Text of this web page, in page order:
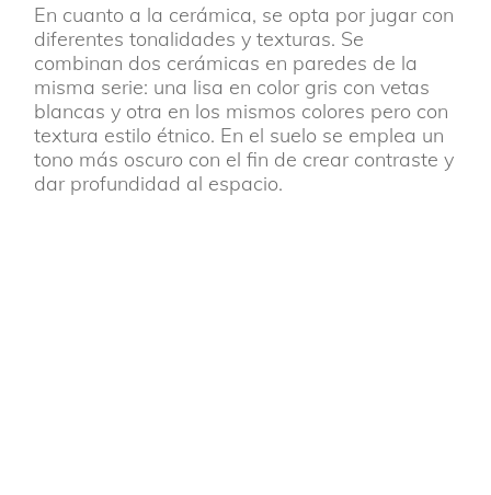
En cuanto a la cerámica, se opta por jugar con
diferentes tonalidades y texturas. Se
combinan dos cerámicas en paredes de la
misma serie: una lisa en color gris con vetas
blancas y otra en los mismos colores pero con
textura estilo étnico. En el suelo se emplea un
tono más oscuro con el fin de crear contraste y
dar profundidad al espacio.